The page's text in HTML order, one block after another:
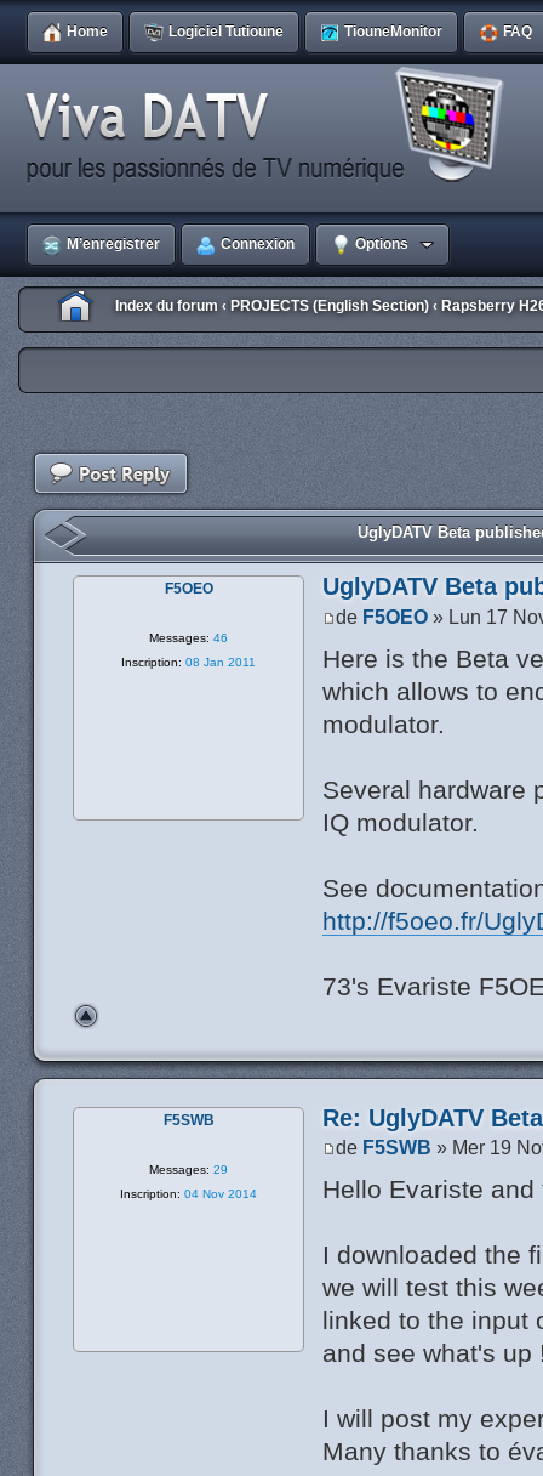
Home Logiciel Tutioune TiouneMonitor FAQ
M’enregistrer Connexion Options
Index du forum ‹ PROJECTS (English Section) ‹ Rapsberry
UglyDATV Beta
UglyDATV Beta
de F5OEO » Lun 17
Here is the Beta
which allows to
modulator.
Several hardware
IQ modulator.
See
http://f5oeo.fr/
73's Evariste
F5OEO
Messages: 46
Inscription: 08 Jan 2011
Re: UglyDATV
de F5SWB » Mer 19
Hello Evariste and
I downloaded the
we will test this
linked to the input
and see what's up
I will post my
Many thanks to
F5SWB
Messages: 29
Inscription: 04 Nov 2014